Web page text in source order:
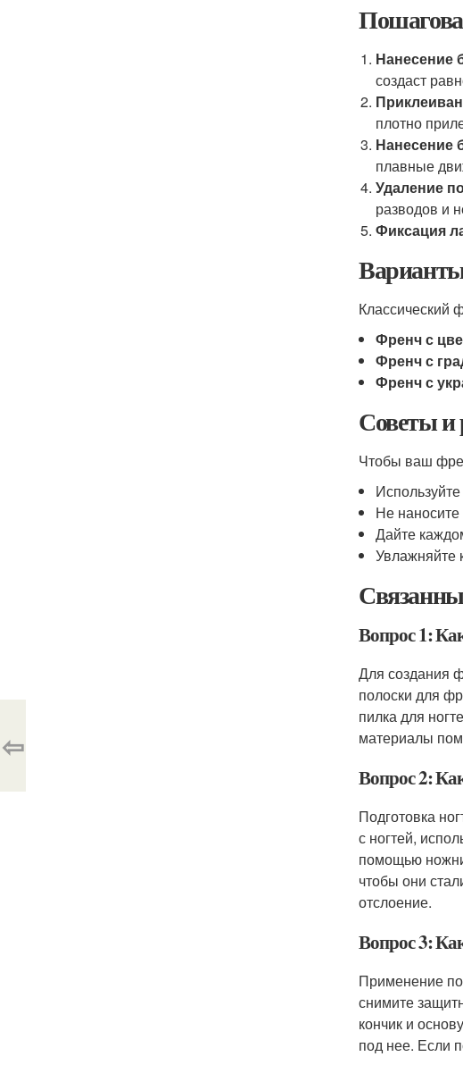
Нанесение
создаст
плотно
Нанесение
плавные
Удаление
разводов и
Фиксация
Классический
Френч с
Френч с
Френч с
Советы и
Чтобы ваш
Не
Дайте
Увлажняйте
Вопрос 1:
Для создания
полоски для
пилка для
материалы
Вопрос 2:
Подготовка
с ногтей,
помощью
чтобы они
отслоение.
Вопрос 3:
Применение
снимите
кончик и
под нее. Если
⇦